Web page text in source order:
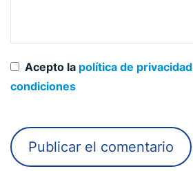
Acepto la política de privacidad
condiciones